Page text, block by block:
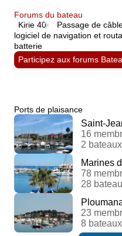
Forums du bateau
Kirie 40 Passage de
logiciel de navigation et
batterie
Participez aux forums
Ports de plaisance
Saint-
16
2 bateaux
Marines
78
28
23
8 bateaux